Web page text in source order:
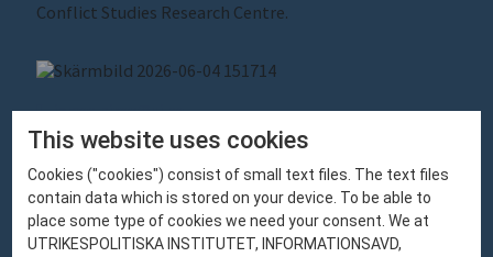
Conflict Studies Research Centre.
james.nixey@ui.se
Pressbild
This website uses cookies
Cookies ("cookies") consist of small text files. The text files
contain data which is stored on your device. To be able to
place some type of cookies we need your consent. We at
UTRIKESPOLITISKA INSTITUTET, INFORMATIONSAVD,